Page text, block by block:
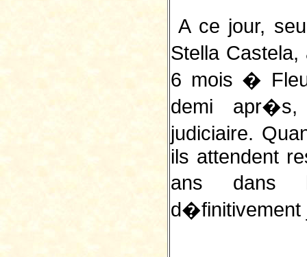
A ce jour,
Stella
6 mois �
demi
judiciaire.
ils attendent
ans dans